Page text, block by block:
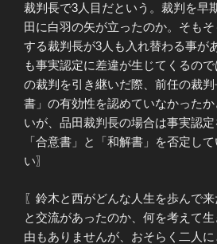
裁判長で3人目だという。裁判を早
田に白羽の矢が立ったのか。そも
する裁判長が3人も入れ替わる事が
も事実認定に差違が生じてくるの
の裁判を引き継いだ際、前任の裁
書」の有効性を認めていなかった
いが、品田裁判長の場合は事実認
「合意書」と「和解書」を否定し
い〗
〖鈴木と西がどんな人生を歩んで
と交流があったのか、何を考えて
由もありませんが、おそらく二人